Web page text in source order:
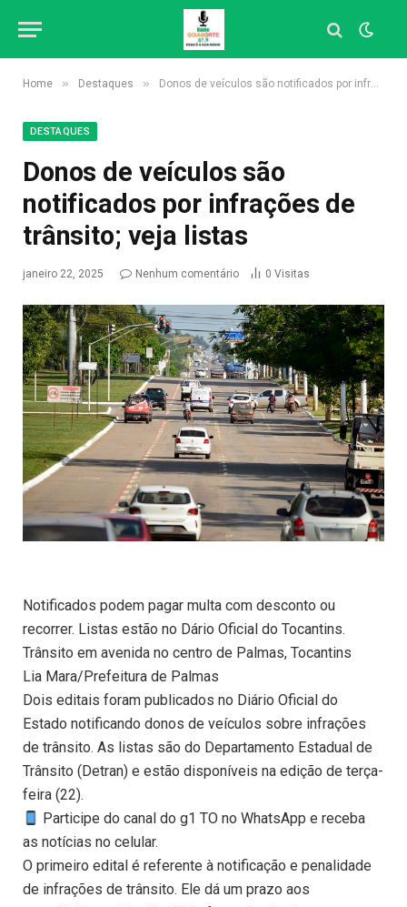
Home » Destaques » Donos de veículos são notificados por infrações de trânsito; veja listas
DESTAQUES
Donos de veículos são
notificados por infrações de
trânsito; veja listas
janeiro 22, 2025 Nenhum comentário 0 Visitas
Notificados podem pagar multa com desconto ou
recorrer. Listas estão no Dário Oficial do Tocantins.
Trânsito em avenida no centro de Palmas, Tocantins
Lia Mara/Prefeitura de Palmas
Dois editais foram publicados no Diário Oficial do
Estado notificando donos de veículos sobre infrações
de trânsito. As listas são do Departamento Estadual de
Trânsito (Detran) e estão disponíveis na edição de terça-
feira (22).
Participe do canal do g1 TO no WhatsApp e receba
as notícias no celular.
O primeiro edital é referente à notificação e penalidade
de infrações de trânsito. Ele dá um prazo aos